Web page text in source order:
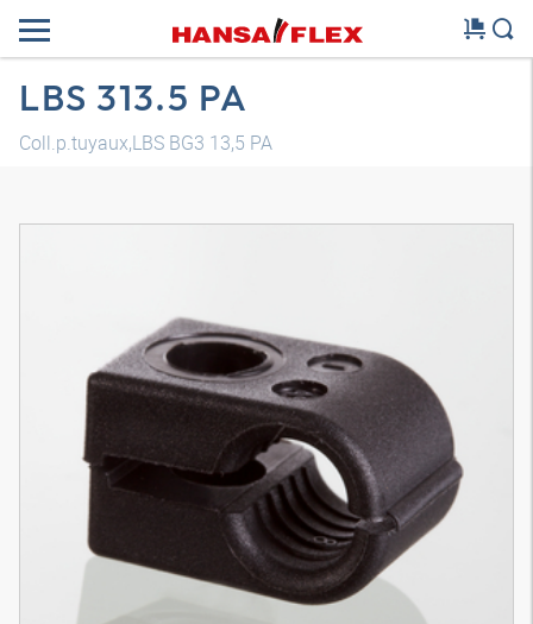
LBS 313.5 PA
Coll.p.tuyaux,LBS BG3 13,5 PA